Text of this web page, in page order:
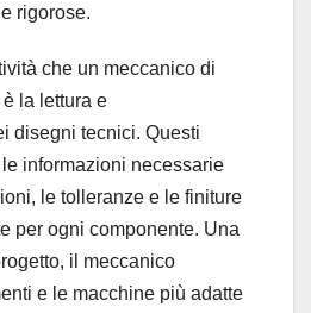
rigorose.
che un meccanico di
la lettura e
disegni tecnici. Questi
informazioni necessarie
le tolleranze e le finiture
per ogni componente. Una
il meccanico
e le macchine più adatte